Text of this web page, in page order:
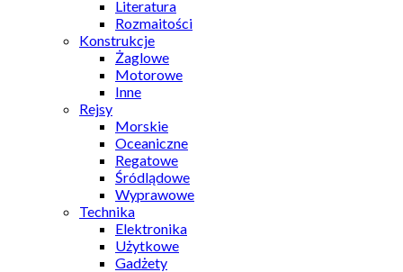
Literatura
Rozmaitości
Konstrukcje
Żaglowe
Motorowe
Inne
Rejsy
Morskie
Oceaniczne
Regatowe
Śródlądowe
Wyprawowe
Technika
Elektronika
Użytkowe
Gadżety